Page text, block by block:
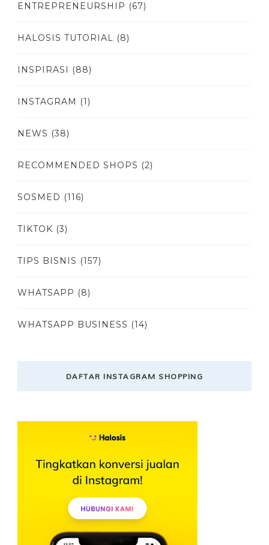
ENTREPRENEURSHIP (67)
HALOSIS TUTORIAL (8)
INSPIRASI (88)
INSTAGRAM (1)
NEWS (38)
RECOMMENDED SHOPS (2)
SOSMED (116)
TIKTOK (3)
TIPS BISNIS (157)
WHATSAPP (8)
WHATSAPP BUSINESS (14)
DAFTAR INSTAGRAM SHOPPING